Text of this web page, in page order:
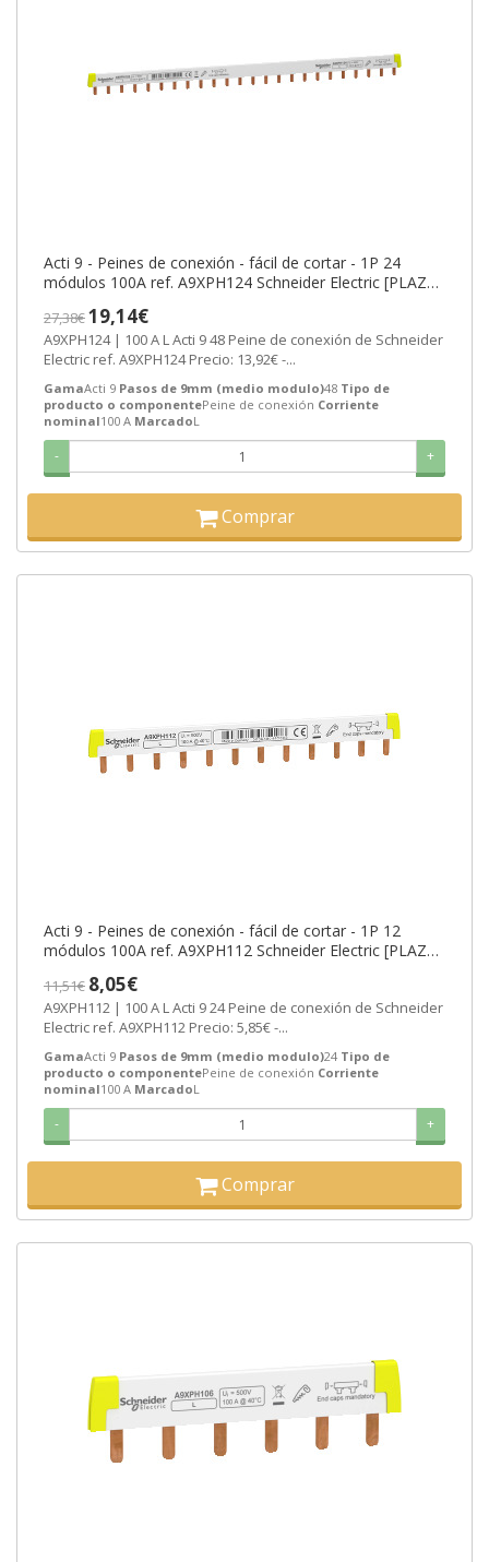
Acti 9 - Peines de conexión - fácil de cortar - 1P 24
módulos 100A ref. A9XPH124 Schneider Electric [PLAZO
27,38€19,14€
A9XPH124 | 100 A L Acti 9 48 Peine de conexión de Schneider
Electric ref. A9XPH124 Precio: 13,92€ -...
GamaActi 9 Pasos de 9mm (medio modulo)48 Tipo de
producto o componentePeine de conexión Corriente
nominal100 A MarcadoL
- +
Comprar
Acti 9 - Peines de conexión - fácil de cortar - 1P 12
módulos 100A ref. A9XPH112 Schneider Electric [PLAZO
11,51€ 8,05€
A9XPH112 | 100 A L Acti 9 24 Peine de conexión de Schneider
Electric ref. A9XPH112 Precio: 5,85€ -...
GamaActi 9 Pasos de 9mm (medio modulo)24 Tipo de
producto o componentePeine de conexión Corriente
nominal100 A MarcadoL
- +
Comprar